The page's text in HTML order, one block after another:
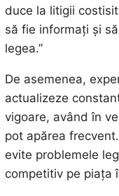
duce la litigii
să fie informați și
legea.”
De asemenea,
actualizeze
vigoare, având în
pot apărea
evite problemele
competitiv pe piața